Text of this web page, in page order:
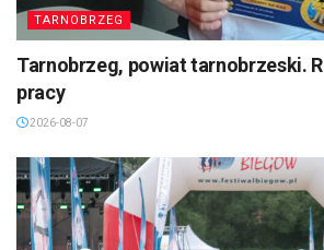
TARNOBRZEG
Tarnobrzeg, powiat tarnobrzeski.
pracy
2026-08-07